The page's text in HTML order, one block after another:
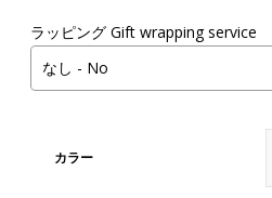
ラッピング Gift wrapping service
カラー